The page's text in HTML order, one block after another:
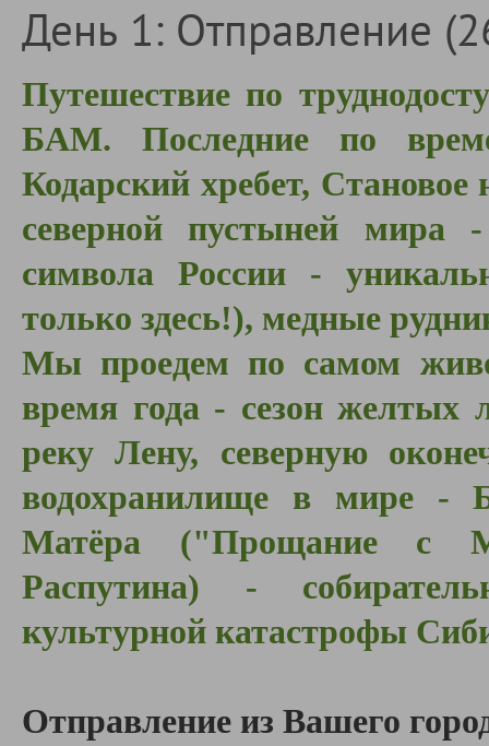
День 1: Отправление
Путешествие по
БАМ. Последние по
Кодарский хребет,
северной пустыней мира
символа России -
только здесь!), медные
Мы проедем по самом
время года - сезон желтых
реку Лену, северную
водохранилище в мире -
Матёра ("Прощание с
Распутина) -
культурной катастрофы
Отправление из Вашего